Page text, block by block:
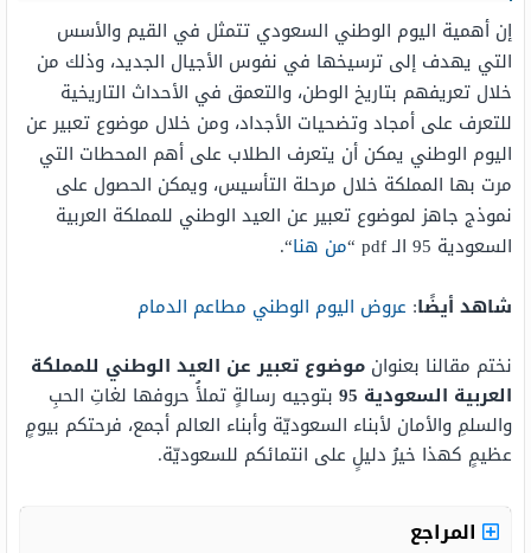
إن أهمية اليوم الوطني السعودي تتمثل في القيم والأسس
التي يهدف إلى ترسيخها في نفوس الأجيال الجديد، وذلك من
خلال تعريفهم بتاريخ الوطن، والتعمق في الأحداث التاريخية
للتعرف على أمجاد وتضحيات الأجداد، ومن خلال موضوع تعبير عن
اليوم الوطني يمكن أن يتعرف الطلاب على أهم المحطات التي
مرت بها المملكة خلال مرحلة التأسيس، ويمكن الحصول على
نموذج جاهز لموضوع تعبير عن العيد الوطني للمملكة العربية
السعودية 95 الـ pdf “
من هنا“.
شاهد أيضًا: عروض اليوم الوطني مطاعم الدمام
نختم مقالنا بعنوان موضوع تعبير عن العيد الوطني للمملكة
العربية السعودية 95
بتوجيه رسالةٍ تملأُ حروفها لغاتِ الحبِ
والسلمِ والأمان لأبناء السعوديّة وأبناء العالم أجمع، فرحتكم بيومٍ
عظيمٍ كهذا خيرُ دليلٍ على انتمائكم للسعوديّة.
المراجع